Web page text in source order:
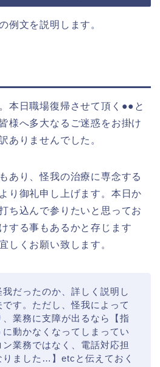
例文を説明します。
本日職場復帰させて頂く●●と
様へ多大なるご迷惑をお掛け
ありませんでした。
あり、怪我の治療に専念する
り御礼申し上げます。本日か
ち込んで参りたいと思ってお
する事もあるかと存じます
しくお願い致します。
我だったのか、詳しく説明し
す。ただし、怪我によって
業務に支障が出るなら【指
に動かなくなってしまってい
ン業務ではなく、電話対応担
りました…】etcと伝えておく